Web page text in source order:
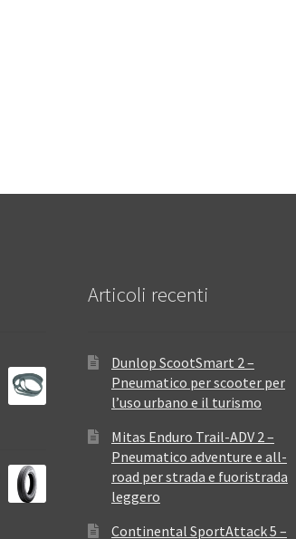
Articoli recenti
Dunlop ScootSmart 2 –
Pneumatico per scooter per
l’uso urbano e il turismo
Mitas Enduro Trail-ADV 2 –
Pneumatico adventure e all-
road per strada e fuoristrada
leggero
Continental SportAttack 5 –